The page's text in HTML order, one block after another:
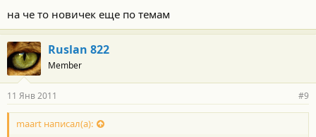
на че то новичек еще по темам
Ruslan 822
Member
11 Янв 2011 #9
maart написал(а):